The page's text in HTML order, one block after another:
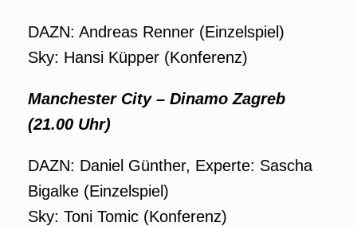
DAZN: Andreas Renner (Einzelspiel)
Sky: Hansi Küpper (Konferenz)
Manchester City – Dinamo Zagreb
(21.00 Uhr)
DAZN: Daniel Günther, Experte: Sascha
Bigalke (Einzelspiel)
Sky: Toni Tomic (Konferenz)